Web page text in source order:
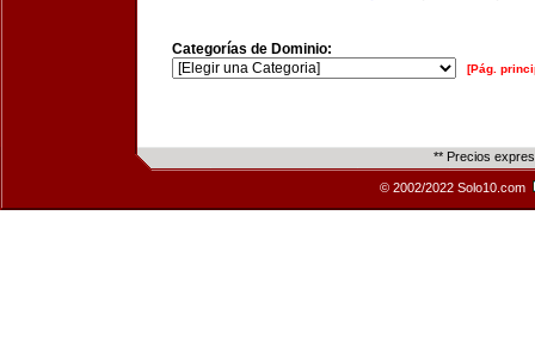
Categorías de Dominio:
[Pág.
** Precios
© 2002/2022 Solo10.com